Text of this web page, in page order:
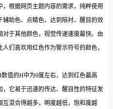
根据网页主题内容的需求，纯粹使用
助色、点睛色，达到陪衬、醒目的效
于其他颜色，视觉传递速度最快。由
们喜欢用红色作为警示符号的颜色，
值的H中为0度左右，达到红色最高
它易于迅速的传达、醒目性的特征发
混合得越多，明度越低，饱和度越